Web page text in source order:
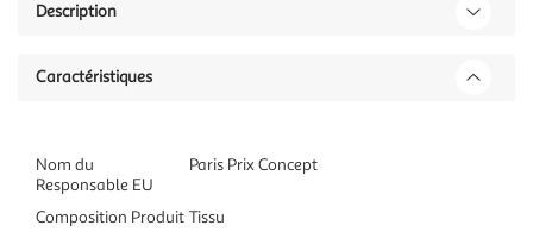
Description
Caractéristiques
Nom du
Responsable EU
Paris Prix Concept
Composition Produit Tissu